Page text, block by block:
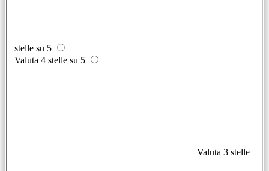
stelle su 5
Valuta 4 stelle su 5
Valuta 3 stelle